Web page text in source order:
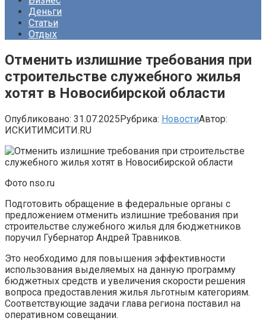
Деньги
Статьи
Отдых
Отменить излишние требования при
строительстве служебного жилья
хотят в Новосибирской области
Опубликовано: 31.07.2025Рубрика: НовостиАвтор:
ИСКИТИМСИТИ.RU
Фото nso.ru
Подготовить обращение в федеральные органы с
предложением отменить излишние требования при
строительстве служебного жилья для бюджетников
поручил Губернатор Андрей Травников.
Это необходимо для повышения эффективности
использования выделяемых на данную программу
бюджетных средств и увеличения скорости решения
вопроса предоставления жилья льготным категориям.
Соответствующие задачи глава региона поставил на
оперативном совещании.